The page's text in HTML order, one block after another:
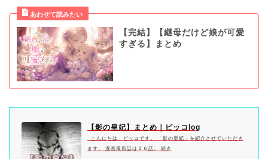
【完結】【継母だけど娘が可愛
すぎる】まとめ
【影の皇妃】まとめ｜ピッコlog
こんにちは、ピッコです。 「影の皇妃」を紹介させていただき
ます。 漫画最新話は２６話。 続き